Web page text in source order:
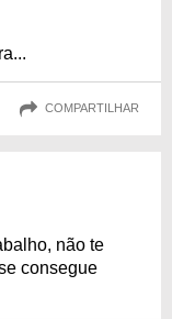
COMPARTILHAR
não te
consegue